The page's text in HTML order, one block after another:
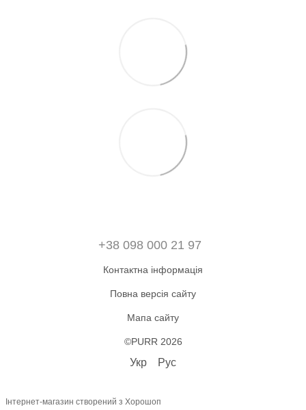
+38 098 000 21 97
Контактна інформація
Повна версія сайту
Мапа сайту
©PURR 2026
Укр Рус
Інтернет-магазин створений з Хорошоп